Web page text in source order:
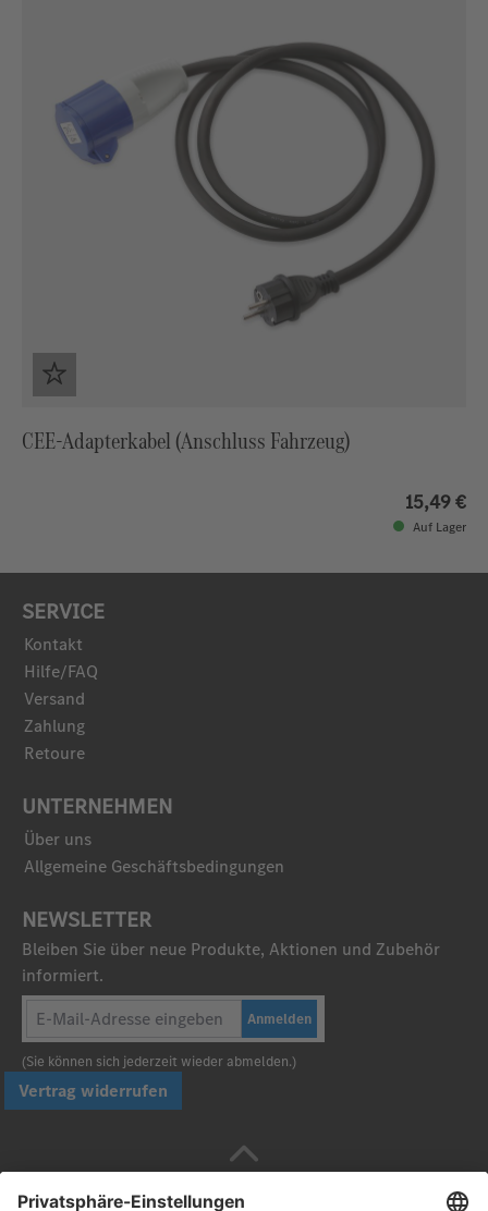
CEE-Adapterkabel (Anschluss Fahrzeug)
15,49 €
Auf Lager
SERVICE
Kontakt
Hilfe/FAQ
Versand
Zahlung
Retoure
UNTERNEHMEN
Über uns
Allgemeine Geschäftsbedingungen
NEWSLETTER
Bleiben Sie über neue Produkte, Aktionen und Zubehör
informiert.
Anmelden
(Sie können sich jederzeit wieder abmelden.)
Vertrag widerrufen